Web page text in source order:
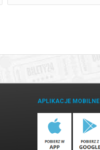
APLIKACJE MOBILNE